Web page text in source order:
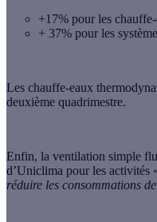
+17% pour les
+ 37% pour les
Les chauffe-eaux
deuxième quadrimestre.
Enfin, la ventilation simple
d’Uniclima pour les activités
réduire les consommations